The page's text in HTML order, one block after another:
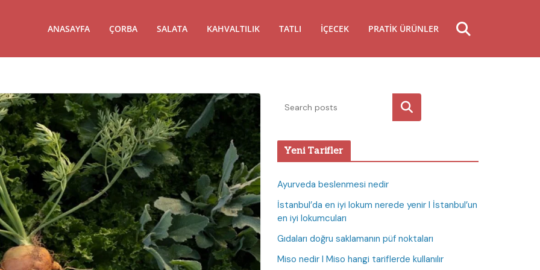
ANASAYFA ÇORBA SALATA KAHVALTILIK TATLI İÇECEK PRATIK ÜRÜNLER
Ara
Yeni Tarifler
Ayurveda beslenmesi nedir
İstanbul’da en iyi lokum nerede yenir I İstanbul’un
en iyi lokumcuları
Gıdaları doğru saklamanın püf noktaları
Miso nedir I Miso hangi tariflerde kullanılır